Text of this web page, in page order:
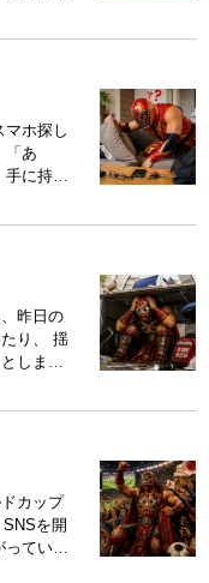
内をさせ
大事にす
ので、お
るそう
心掛けて
な？」
も少なく
せて丁
りました
るきっ
みてくだ
いじゃ